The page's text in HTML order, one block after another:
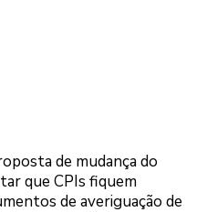
de mudança do
que CPIs fiquem
de averiguação de